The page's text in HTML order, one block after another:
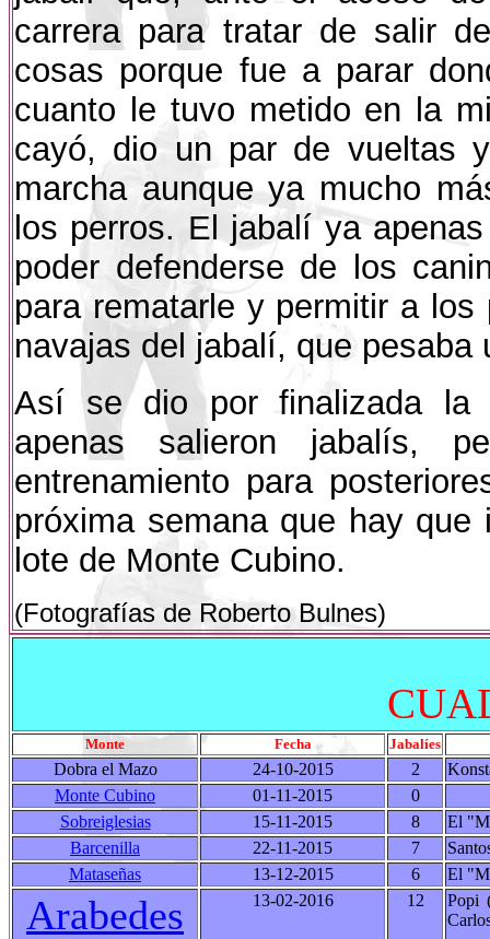
carrera para tratar de salir
cosas porque fue a parar
cuanto le tuvo metido en la
cayó, dio un par de vueltas
marcha aunque ya mucho
los perros. El jabalí ya
poder defenderse de los
para rematarle y permitir a
navajas del jabalí, que pesaba
Así se dio por finalizada la
apenas salieron jabalís,
entrenamiento para
próxima semana que hay que
lote de Monte Cubino.
(Fotografías de Roberto Bulnes)
Monte Fecha Jabalíes
Dobra el Mazo 24-10-2015 2
Monte Cubino
01-11-2015
0
Sobreiglesias
15-11-2015 8
El
Barcenilla
22-11-2015 7
Mataseñas
13-12-2015 6 El
Arabedes 13-02-2016 12
Popi